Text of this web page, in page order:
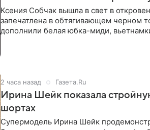
Ксения Собчак вышла в свет в
запечатлена в обтягивающем черном
дополнили белая юбка-миди,
2 часа назад Газета.Ru
Ирина Шейк показала
шортах
Супермодель Ирина Шейк